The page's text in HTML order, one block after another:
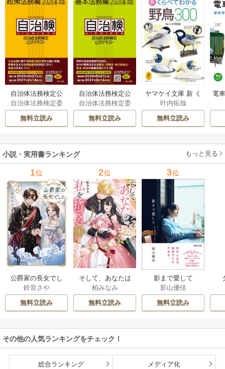
自治体法務検定公
式テキスト 政策
法務編 ２０２６
年度検定対応 1巻
自治体法務検定委
員会
無料立読み
自治体法務検定公
式テキスト 基本
法務編 ２０２６
年度検定対応 1巻
自治体法務検定委
員会
無料立読み
ヤマケイ文庫 新 く
らべてわかる野鳥3
00 1巻
叶内拓哉
無料立読み
電
小説・実用書ランキング もっと見る
1位
公爵家の長女でし
た
鈴音さや
無料立読み
2位
そして、あなたは
私を捨てる
柏みなみ
無料立読み
3位
影まで愛して
影山優佳
無料立読み
その他の人気ランキングをチェック！
総合ランキング メディア化